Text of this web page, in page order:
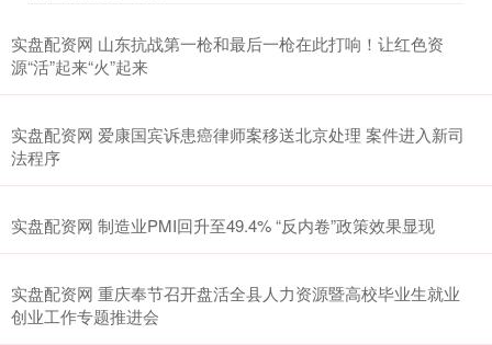
实盘配资网 山东抗战第一枪和最后一枪在此打响！让红色资
源“活”起来“火”起来
实盘配资网 爱康国宾诉患癌律师案移送北京处理 案件进入新司
法程序
实盘配资网 制造业PMI回升至49.4% “反内卷”政策效果显现
实盘配资网 重庆奉节召开盘活全县人力资源暨高校毕业生就业
创业工作专题推进会